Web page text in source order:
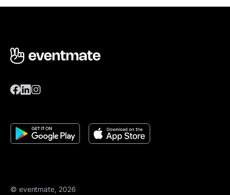
© eventmate, 2026